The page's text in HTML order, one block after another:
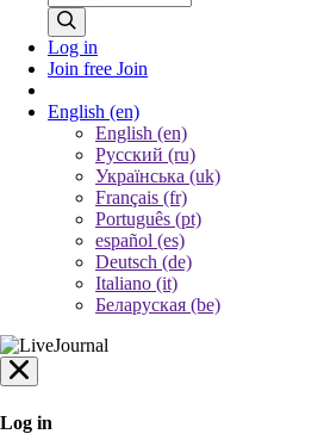
Log in
Join free Join
English (en)
English (en)
Русский (ru)
Українська (uk)
Français (fr)
Português (pt)
español (es)
Deutsch (de)
Italiano (it)
Беларуская (be)
Log in